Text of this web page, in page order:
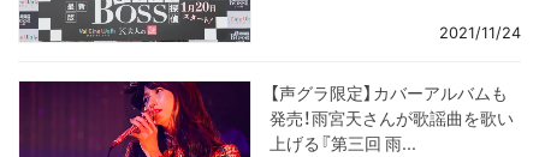
2021/11/24
【声グラ限定】カバーアルバムも
発売！雨宮天さんが歌謡曲を歌い
上げる『第三回 雨...